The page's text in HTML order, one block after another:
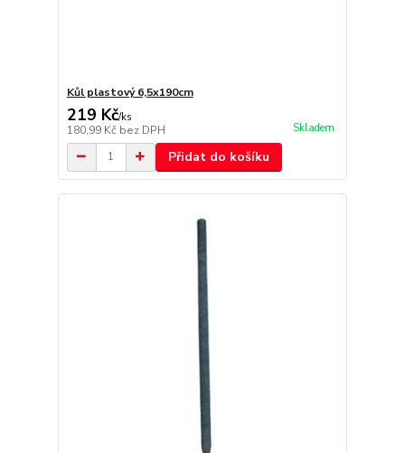
Kůl plastový 6,5x190cm
219 Kč/ks
180,99 Kč bez DPH Skladem
Přidat do košíku